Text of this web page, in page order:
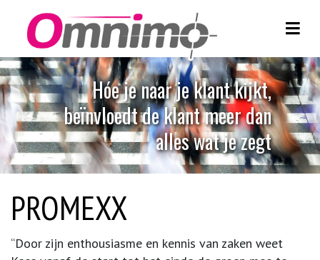
Skip to content
Hóejenaarjeklantkijkt,
beïnvloedtdeklantmeerdan
alleswatjezegt
PROMEXX
“Door zijn enthousiasme en kennis van zaken weet